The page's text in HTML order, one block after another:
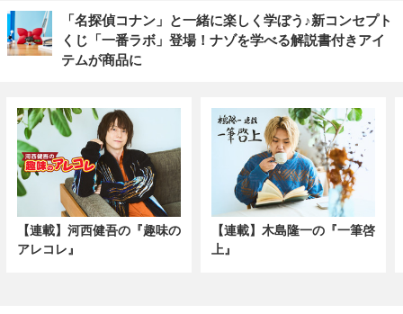
「名探偵コナン」と一緒に楽しく学ぼう♪新コンセプト
くじ「一番ラボ」登場！ナゾを学べる解説書付きアイ
テムが商品に
【連載】河西健吾の『趣味の
アレコレ』
【連載】木島隆一の『一筆啓
上』